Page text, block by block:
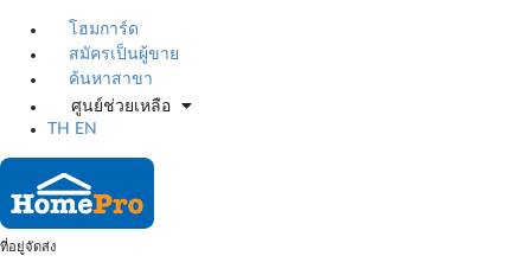
โฮมการ์ด
สมัครเป็นผู้ขาย
ค้นหาสาขา
ศูนย์ช่วยเหลือ
TH
EN
ที่อยู่จัดส่ง